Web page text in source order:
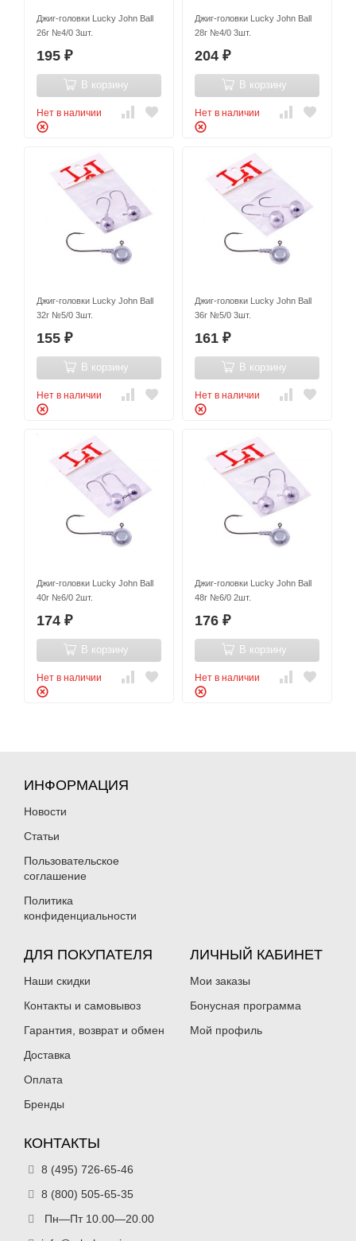
Джиг-головки Lucky John Ball
26г №4/0 3шт.
195 ₽
В корзину
Нет в наличии
Джиг-головки Lucky John Ball
28г №4/0 3шт.
204 ₽
В корзину
Нет в наличии
Джиг-головки Lucky John Ball
32г №5/0 3шт.
155 ₽
В корзину
Нет в наличии
Джиг-головки Lucky John Ball
36г №5/0 3шт.
161 ₽
В корзину
Нет в наличии
Джиг-головки Lucky John Ball
40г №6/0 2шт.
174 ₽
В корзину
Нет в наличии
Джиг-головки Lucky John Ball
48г №6/0 2шт.
176 ₽
В корзину
Нет в наличии
ИНФОРМАЦИЯ
Новости
Статьи
Пользовательское
соглашение
Политика
конфиденциальности
ДЛЯ ПОКУПАТЕЛЯ
Наши скидки
Контакты и самовывоз
Гарантия, возврат и обмен
Доставка
Оплата
Бренды
ЛИЧНЫЙ КАБИНЕТ
Мои заказы
Бонусная программа
Мой профиль
КОНТАКТЫ
8 (495) 726-65-46
8 (800) 505-65-35
Пн—Пт 10.00—20.00